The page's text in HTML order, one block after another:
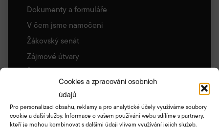
Cookies a zpracování osobních
údajů
Pro personalizaci obsahu, reklamy a pro analytické účely využíváme soubory
cookie a další služby. Informace o vašem používání webu sdílíme s partnery,
kteří je mohou kombinovat s dalšími údaji vlivem využívání jejich služeb.
Dokumenty a formuláře
V čem jsme namočeni
Žákovský senát
Zájmové útvary
Zajímavé odkazy
Archiv stránek
Družina